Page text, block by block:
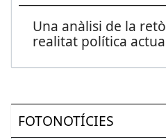
Una anàlisi de la
realitat política
FOTONOTÍCIES